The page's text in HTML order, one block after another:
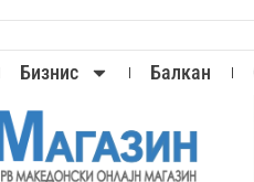
Бизнис Балкан